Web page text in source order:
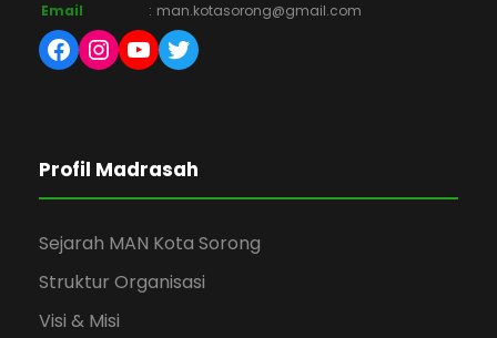
Email
: man.kotasorong@gmail.com
Facebook Instagram YouTube Twitter
Profil Madrasah
Sejarah MAN Kota Sorong
Struktur Organisasi
Visi & Misi